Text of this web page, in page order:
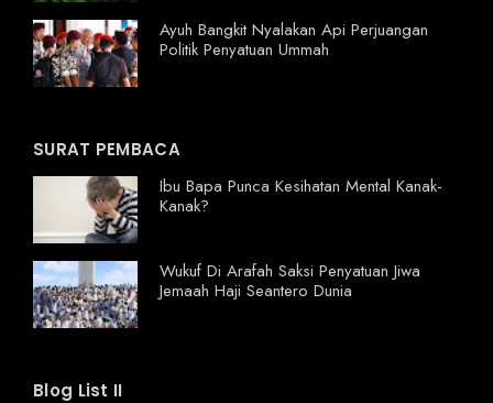
Ayuh Bangkit Nyalakan Api Perjuangan
Politik Penyatuan Ummah
SURAT PEMBACA
Ibu Bapa Punca Kesihatan Mental Kanak-
Kanak?
Wukuf Di Arafah Saksi Penyatuan Jiwa
Jemaah Haji Seantero Dunia
Blog List II